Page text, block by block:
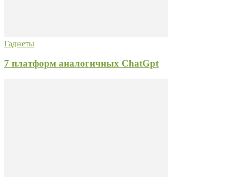
Гаджеты
7 платформ аналогичных ChatGpt